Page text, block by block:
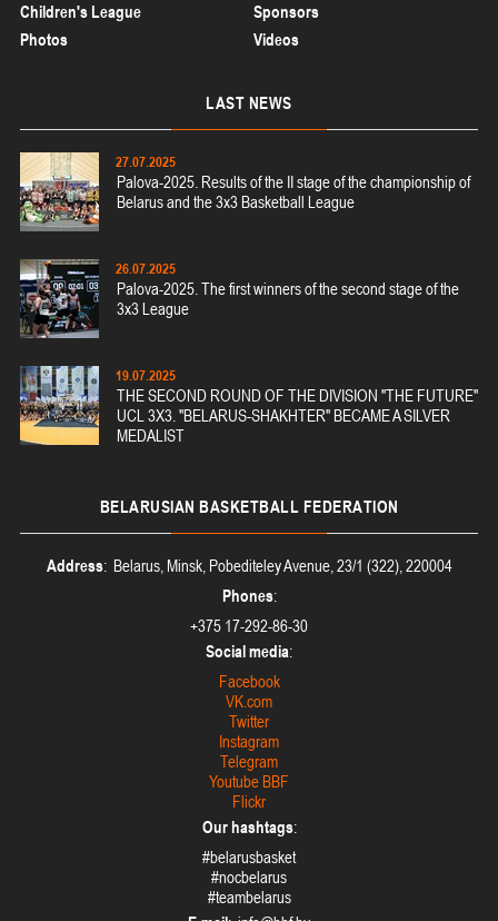
Children's League
Sponsors
Photos
Videos
LAST NEWS
27.07.2025
Palova-2025. Results of the II stage of the championship of
Belarus and the 3x3 Basketball League
26.07.2025
Palova-2025. The first winners of the second stage of the
3x3 League
19.07.2025
THE SECOND ROUND OF THE DIVISION "THE FUTURE"
UCL 3X3. "BELARUS-SHAKHTER" BECAME A SILVER
MEDALIST
BELARUSIAN BASKETBALL FEDERATION
Address: Belarus, Minsk, Pobediteley Avenue, 23/1 (322), 220004
Phones:
+375 17-292-86-30
Social media:
Facebook
VK.com
Twitter
Instagram
Telegram
Youtube BBF
Flickr
Our hashtags:
#belarusbasket
#nocbelarus
#teambelarus